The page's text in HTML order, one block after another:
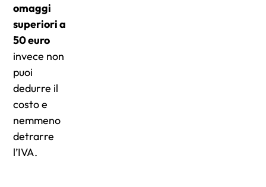
omaggi
superiori a
50 euro
invece non
puoi
dedurre il
costo e
nemmeno
detrarre
l’IVA.